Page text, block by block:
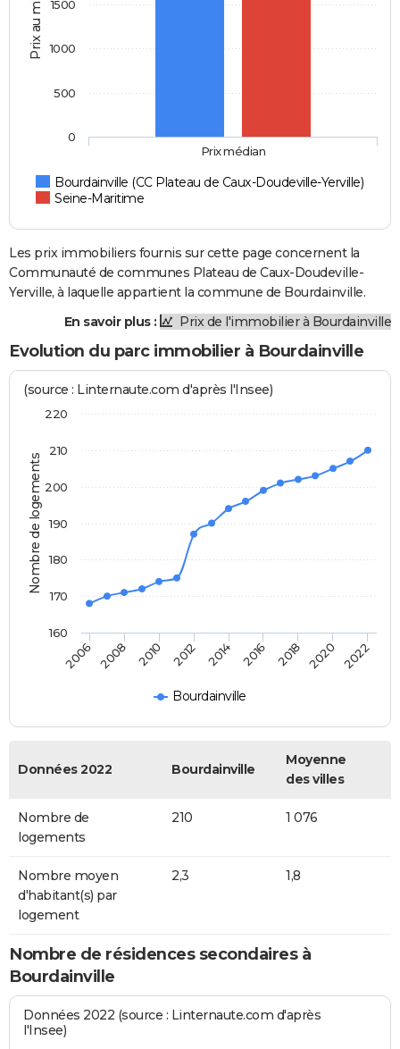
Prix au m2
Bourdainville (CC Plateau de Caux-Doudeville-Yerville)
Seine-Maritime
Prix médian
0
500
1000
1500
Les prix immobiliers fournis sur cette page concernent la
Communauté de communes Plateau de Caux-Doudeville-
Yerville, à laquelle appartient la commune de Bourdainville.
En savoir plus :
Prix de l'immobilier à Bourdainville
Evolution du parc immobilier à Bourdainville
Nombre de logements
(source : Linternaute.com d'après l'Insee)
Bourdainville
2006 2008 2010 2012 2014 2016 2018 2020 2022
160
170
180
190
200
210
220
Données 2022 Bourdainville
Moyenne
des villes
Nombre de
logements
210 1 076
Nombre moyen
d'habitant(s) par
logement
2,3 1,8
Nombre de résidences secondaires à
Bourdainville
Données 2022 (source : Linternaute.com d'après
l'Insee)